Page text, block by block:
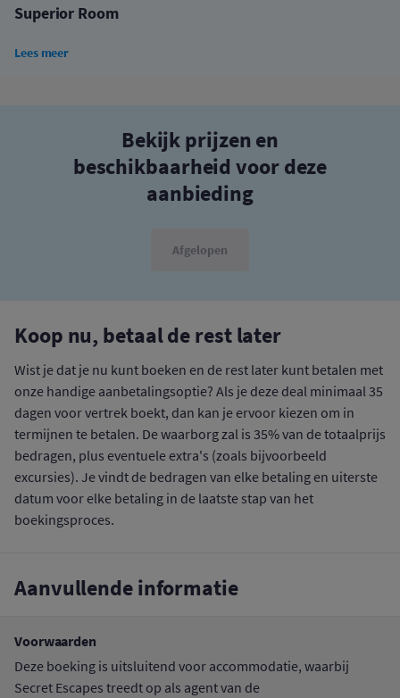
Superior Room
Lees meer
Bekijk prijzen en
beschikbaarheid voor deze
aanbieding
Afgelopen
Koop nu, betaal de rest later
Wist je dat je nu kunt boeken en de rest later kunt betalen met
onze handige aanbetalingsoptie? Als je deze deal minimaal 35
dagen voor vertrek boekt, dan kan je ervoor kiezen om in
termijnen te betalen. De waarborg zal is 35% van de totaalprijs
bedragen, plus eventuele extra's (zoals bijvoorbeeld
excursies). Je vindt de bedragen van elke betaling en uiterste
datum voor elke betaling in de laatste stap van het
boekingsproces.
Aanvullende informatie
Voorwaarden
Deze boeking is uitsluitend voor accommodatie, waarbij
Secret Escapes treedt op als agent van de